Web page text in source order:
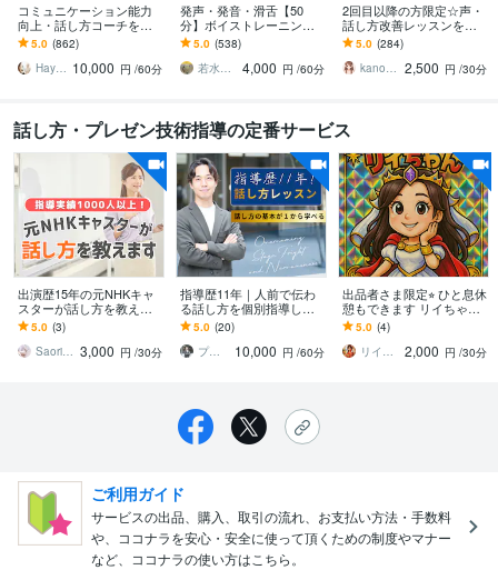
コミュニケーション能力
向上・話し方コーチをし
ます ビジネス、プレゼ
ン、聴き方、伝え方、話
し方、人間関係構築
5.0 (862)
Hayashiコミュニケーションコーチ 10,000 円 /60分
発声・発音・滑舌【50
分】ボイストレーニング
します 話す声お悩み改善
レッスン/オンライン・単
発・回数券制
5.0 (538)
若水鶏 稲子｜話し声専門ボイストレーナー
4,000 円 /60分
2回目以降の方限定☆声・
話し方改善レッスンをし
ます 月2回以上の継続レッ
スン専用☆声や話し方は
変わります！
5.0 (284)
kanon 話し方教室運営 2,500 円 /30分
話し方・プレゼン技術指導の定番サービス
出演歴15年の元NHKキャ
スターが話し方を教えま
す 指導実績多数！話し方
の基礎からスピーチ・プ
レゼン対策も万全
5.0 (3)
Saori_writer 3,000 円 /30分
指導歴11年｜人前で伝わ
る話し方を個別指導しま
す 仕事の成果につながる
話す力を磨く実践型個別
レッスン
5.0 (20)
プロスピーチコーチ 宮原侑大
10,000 円 /60分
出品者さま限定⭐︎ ひと息休
憩もできます リイちゃん
とお喋り練習しますか
(*'▽'*)？
5.0 (4)
リイ Mysterious W
2,000 円 /30分
ご利用ガイド
サービスの出品、購入、取引の流れ、お支払い方法・手数料
や、ココナラを安心・安全に使って頂くための制度やマナー
など、ココナラの使い方はこちら。